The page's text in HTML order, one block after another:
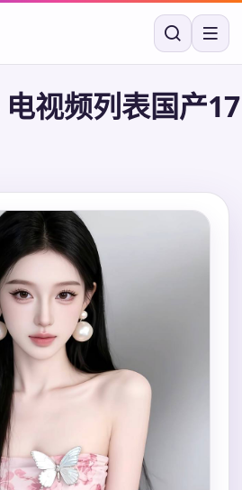
电视频列表国产17